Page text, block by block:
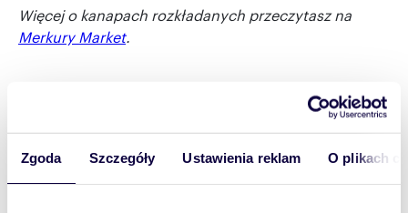
Zgoda Szczegóły Ustawienia reklam O plikach
Więcej o kanapach rozkładanych przeczytasz na
Merkury Market.
Chcesz wiedzieć więcej o projektowaniu wnętrz
niewielkich, ale funkcjonalnych? Sprawdź koniecznie
cieszyć się z małej przestrzeni?"